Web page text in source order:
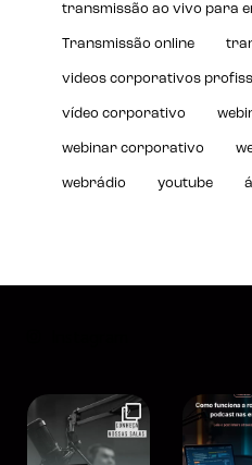
transmissão ao vivo para
Transmissão online
videos corporativos
vídeo corporativo
webinar corporativo
webrádio youtube